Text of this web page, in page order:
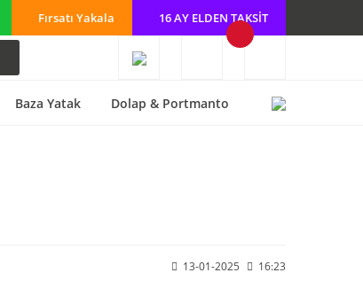
Fırsatı Yakala 16 AY ELDEN TAKSİT
Baza Yatak Dolap & Portmanto
13-01-2025 16:23